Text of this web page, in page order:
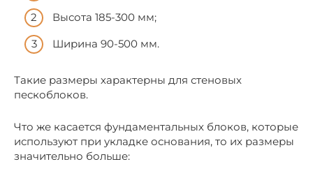
Высота 185-300 мм;
Ширина 90-500 мм.
Такие размеры характерны для стеновых
пескоблоков.
Что же касается фундаментальных блоков, которые
используют при укладке основания, то их размеры
значительно больше: